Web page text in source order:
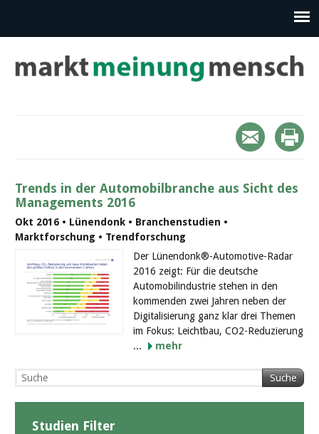
Trends in der Automobilbranche aus Sicht des
Managements 2016
Okt 2016 • Lünendonk • Branchenstudien •
Marktforschung • Trendforschung
Der Lünendonk®-Automotive-Radar
2016 zeigt: Für die deutsche
Automobilindustrie stehen in den
kommenden zwei Jahren neben der
Digitalisierung ganz klar drei Themen
im Fokus: Leichtbau, CO2-Reduzierung
...
mehr
Suche
Studien Filter